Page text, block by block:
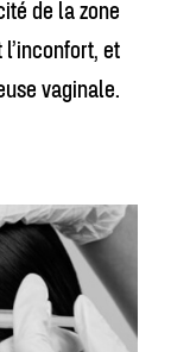
de la zone
et
vaginale.